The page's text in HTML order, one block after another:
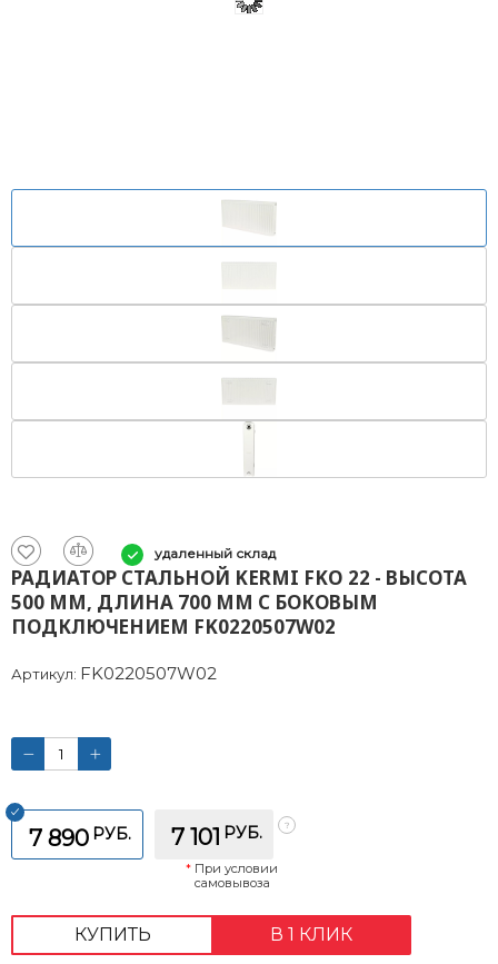
удаленный склад
РАДИАТОР СТАЛЬНОЙ KERMI FKO 22 - ВЫСОТА
500 ММ, ДЛИНА 700 ММ С БОКОВЫМ
ПОДКЛЮЧЕНИЕМ FK0220507W02
Артикул: FK0220507W02
7 890 РУБ. 7 101 РУБ.
* При условии
самовывоза
КУПИТЬ В 1 КЛИК